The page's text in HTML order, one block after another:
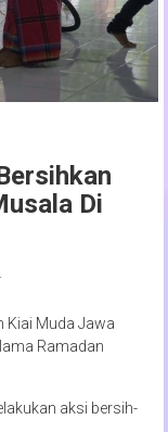
Di
Kiai Muda Jawa
Ramadan
aksi bersih-